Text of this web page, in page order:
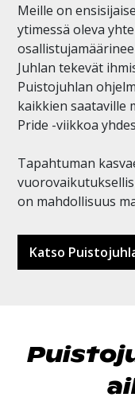
Meille on
ytimessä oleva
Juhlan tekevät
Puistojuhlan
kaikkien saataville
Pride -viikkoa
Tapahtuman
on mahdollisuus
Katso